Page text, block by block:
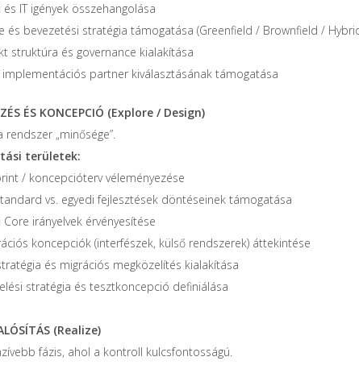
és IT igények összehangolása
és bevezetési stratégia támogatása (Greenfield / Brownfield /
struktúra és governance kialakítása
implementációs partner kiválasztásának támogatása
ÉS KONCEPCIÓ (Explore / Design)
rendszer „minősége”.
területek:
/ koncepcióterv véleményezése
vs. egyedi fejlesztések döntéseinek támogatása
Core irányelvek érvényesítése
koncepciók (interfészek, külső rendszerek) áttekintése
és migrációs megközelítés kialakítása
stratégia és tesztkoncepció definiálása
(Realize)
fázis, ahol a kontroll kulcsfontosságú.